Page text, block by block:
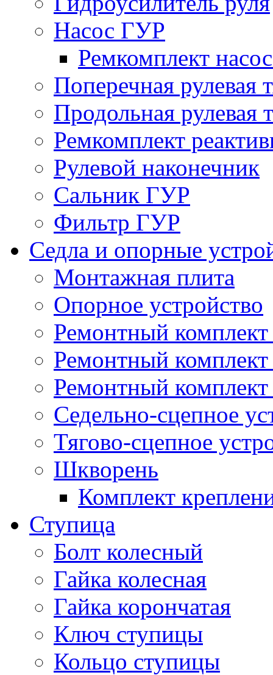
Насос ГУР
Ремкомплект
Поперечная рулевая
Продольная рулевая
Ремкомплект
Рулевой наконечник
Сальник ГУР
Фильтр ГУР
Седла и опорные
Монтажная плита
Опорное устройство
Ремонтный комплект
Ремонтный
Ремонтный комплект
Седельно-сцепное
Тягово-сцепное
Шкворень
Комплект
Ступица
Болт колесный
Гайка колесная
Гайка корончатая
Ключ ступицы
Кольцо ступицы